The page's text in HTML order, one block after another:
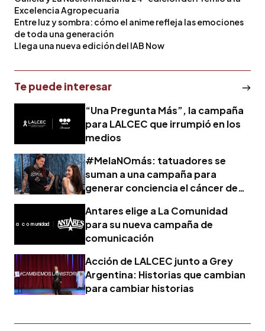
Excelencia Agropecuaria
Entre luz y sombra: cómo el anime refleja las emociones
de toda una generación
Llega una nueva edición del IAB Now
Te puede interesar
“Una Pregunta Más”, la campaña
para LALCEC que irrumpió en los
medios
#MelaNOmás: tatuadores se
suman a una campaña para
generar conciencia el cáncer de
Antares elige a La Comunidad
para su nueva campaña de
comunicación
Acción de LALCEC junto a Grey
Argentina: Historias que cambian
para cambiar historias